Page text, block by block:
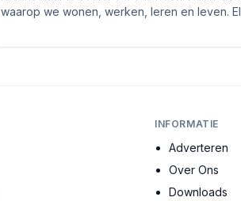
waarop we wonen, werken, leren en leven.
INFORMATIE
Adverteren
Over Ons
Downloads